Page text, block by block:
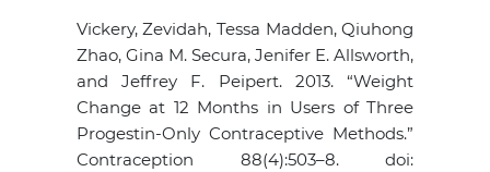
Vickery, Zevidah, Tessa Madden, Qiuhong
Zhao, Gina M. Secura, Jenifer E. Allsworth,
and Jeffrey F. Peipert. 2013. “Weight
Change at 12 Months in Users of Three
Progestin-Only Contraceptive Methods.”
Contraception 88(4):503–8. doi: